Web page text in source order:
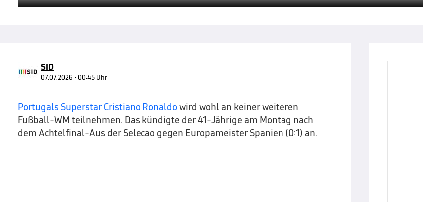
SID
07.07.2026 • 00:45 Uhr
Portugals Superstar Cristiano Ronaldo wird wohl an keiner weiteren
Fußball-WM teilnehmen. Das kündigte der 41-Jährige am Montag nach
dem Achtelfinal-Aus der Selecao gegen Europameister Spanien (0:1) an.